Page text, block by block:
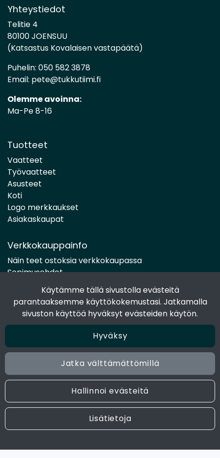
Käytämme tällä sivustolla evästeitä
parantaaksemme käyttökokemustasi. Jatkamalla
sivuston käyttöä hyväksyt evästeiden käytön.
Hyväksy
Jatka välttämättömillä
Hallinnoi evästeitä
Lisätietoja
Yhteystiedot
Telitie 4
80100 JOENSUU
(Katsastus Kovalaisen vastapäätä)
Puhelin: 050 582 3878
Email: pete@tukkutiimi.fi
Olemme avoinna:
Ma-Pe 8-16
Tuotteet
Vaatteet
Työvaatteet
Asusteet
Koti
Logo merkkaukset
Asiakaskaupat
Verkkokauppainfo
Näin teet ostoksia verkkokaupassa
Sopimusehdot
Toimitustavat
Maksutavat
Tietosuojaseloste
Seuraa sosiaalisessa mediassa
Facebook
Instagram
© 2024 Joen Tukkutiimi. All rights reserved. Site by